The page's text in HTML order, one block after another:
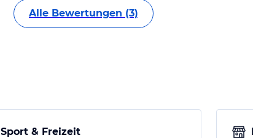
Alle Bewertungen (3)
Sport & Freizeit